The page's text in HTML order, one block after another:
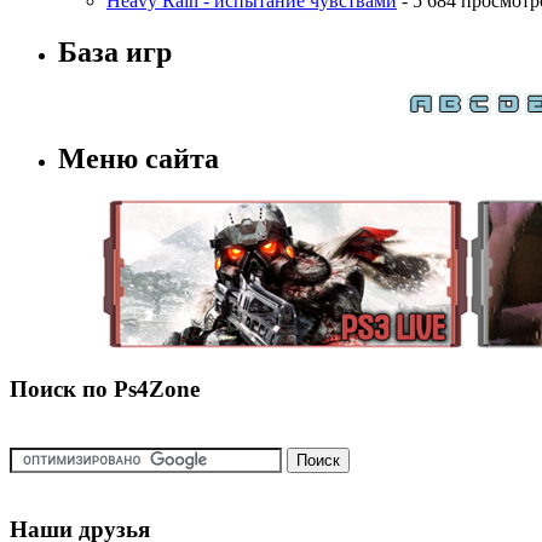
База игр
Меню сайта
Поиск по Ps4Zone
Наши друзья